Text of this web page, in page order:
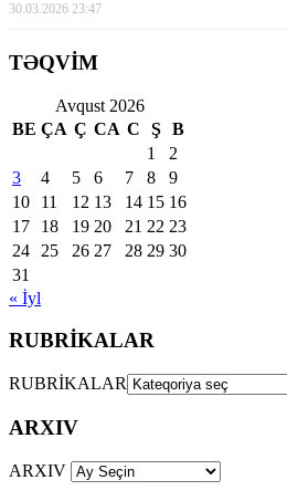
30.03.2026 23:47
TƏQVİM
Avqust 2026
BE ÇA Ç CA C Ş
B
1
2
3
4 5 6 7 8
9
10
11 12 13 14 15 16
17
18 19 20 21 22 23
24
25 26 27 28 29 30
31
« İyl
RUBRİKALAR
RUBRİKALAR
ARXIV
ARXIV